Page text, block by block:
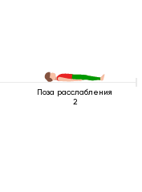
Поза расслабления
2